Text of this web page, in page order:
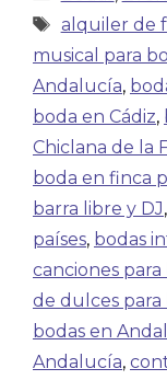
alquiler de
musical para
Andalucía,
boda en Cádiz,
Chiclana de la
boda en finca
barra libre y DJ,
países, bodas
canciones
de dulces para
bodas en
Andalucía,